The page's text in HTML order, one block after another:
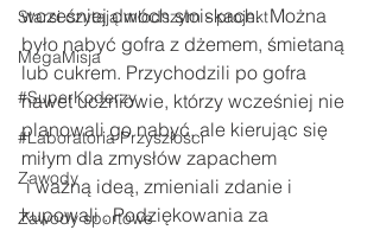
Starsi czytają młodszym - projekt
MegaMisja
#SuperKoderzy
#Laboratoria Przyszłości
Zawody
Zawody sportowe
wcześniej dwóch stoiskach.  Można
było nabyć gofra z dżemem, śmietaną
lub cukrem. Przychodzili po gofra
nawet uczniowie, którzy wcześniej nie
planowali go nabyć, ale kierując się
miłym dla zmysłów zapachem
i ważną ideą, zmieniali zdanie i
kupowali . Podziękowania za